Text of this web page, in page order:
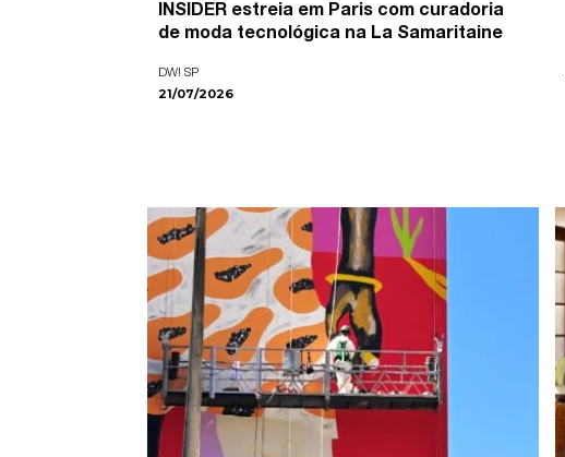
INSIDER estreia em Paris com curadoria
de moda tecnológica na La Samaritaine
DW! SP
21/07/2026